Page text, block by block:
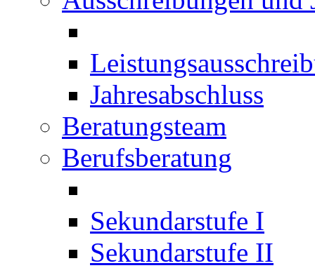
Jahresabschluss
Beratungsteam
Berufsberatung
Sekundarstufe I
Sekundarstufe II